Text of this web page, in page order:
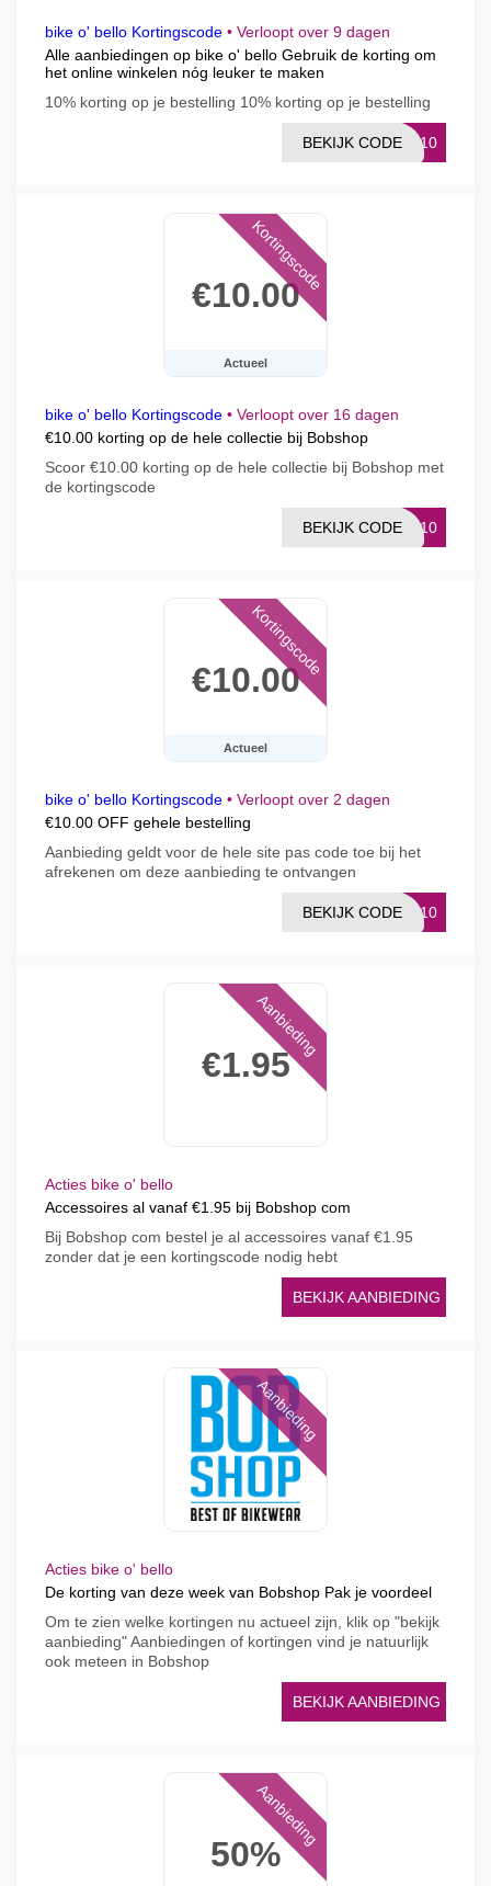
bike o' bello Kortingscode • Verloopt over 9 dagen
Alle aanbiedingen op bike o' bello Gebruik de korting om
het online winkelen nóg leuker te maken
10% korting op je bestelling 10% korting op je bestelling
VE10
BEKIJK CODE
€10.00
Actueel
Kortingscode
bike o' bello Kortingscode • Verloopt over 16 dagen
€10.00 korting op de hele collectie bij Bobshop
Scoor €10.00 korting op de hele collectie bij Bobshop met
de kortingscode
ER10
BEKIJK CODE
€10.00
Actueel
Kortingscode
bike o' bello Kortingscode • Verloopt over 2 dagen
€10.00 OFF gehele bestelling
Aanbieding geldt voor de hele site pas code toe bij het
afrekenen om deze aanbieding te ontvangen
LE10
BEKIJK CODE
€1.95
Aanbieding
Acties bike o' bello
Accessoires al vanaf €1.95 bij Bobshop com
Bij Bobshop com bestel je al accessoires vanaf €1.95
zonder dat je een kortingscode nodig hebt
BEKIJK AANBIEDING
Aanbieding
Acties bike o' bello
De korting van deze week van Bobshop Pak je voordeel
Om te zien welke kortingen nu actueel zijn, klik op "bekijk
aanbieding" Aanbiedingen of kortingen vind je natuurlijk
ook meteen in Bobshop
BEKIJK AANBIEDING
50%
Aanbieding